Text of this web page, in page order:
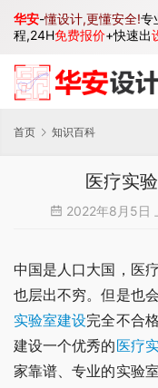
首页 知识百科
医疗实
2022年8月5日
中国是人口大国，医
也层出不穷。但是也
实验室建设完全不合
建设一个优秀的医疗
家靠谱、专业的实验
华安-懂设计,更懂安全!专
程,24H免费报价+快速出